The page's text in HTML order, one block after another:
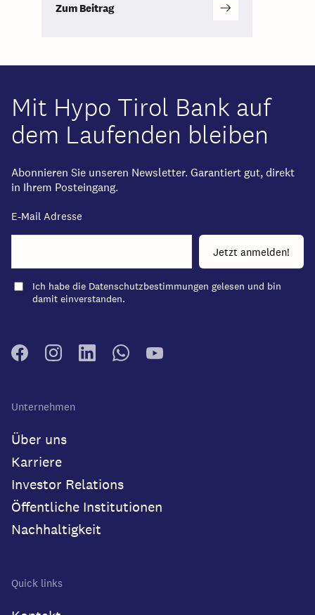
Zum Beitrag
Mit Hypo Tirol Bank auf
dem Laufenden bleiben
Abonnieren Sie unseren Newsletter. Garantiert gut, direkt
in Ihrem Posteingang.
E-Mail Adresse
Ich habe die Datenschutzbestimmungen gelesen und bin
damit einverstanden.
Unternehmen
Über uns
Karriere
Investor Relations
Öffentliche Institutionen
Nachhaltigkeit
Quick links